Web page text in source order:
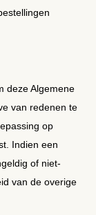
deze Algemene
van redenen te
op
Indien een
of niet-
van de overige